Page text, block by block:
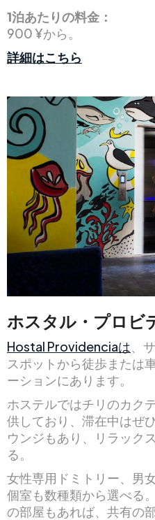
1泊あたりの料金：
900 ¥から。
詳細はこちら
ホスタル・プロビ
Hostal Providenciaは、
スポットから徒歩または
ーションにあります。
ホステルではチリのカク
供しており、滞在中はぜ
ウンジもあり、リラック
る。
女性専用ドミトリー、男
個室も数種類から選べる
の部屋もあれば、共有の